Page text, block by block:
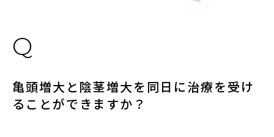
亀頭増大と陰茎増大を同日に治療を受け
ることができますか？